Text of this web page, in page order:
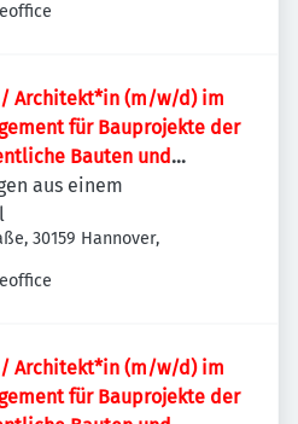
Architekt*in (m/w/d) im
für Bauprojekte der
Bauten und
/ Infrastruktur
aus einem
30159 Hannover,
Architekt*in (m/w/d) im
für Bauprojekte der